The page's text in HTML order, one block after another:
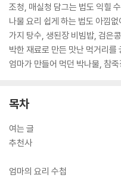
조청, 매실청 담그는 법도 익힐
나물 요리 쉽게 하는 법도 아낌
가지 탕수, 생된장 비빔밥, 검은
박한 재료로 만든 맛난 먹거리
엄마가 만들어 먹던 박나물, 참
목차
여는 글
추천사
엄마의 요리 수첩